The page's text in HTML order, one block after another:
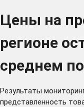
Цены на
регионе
среднем
Результаты
представленность